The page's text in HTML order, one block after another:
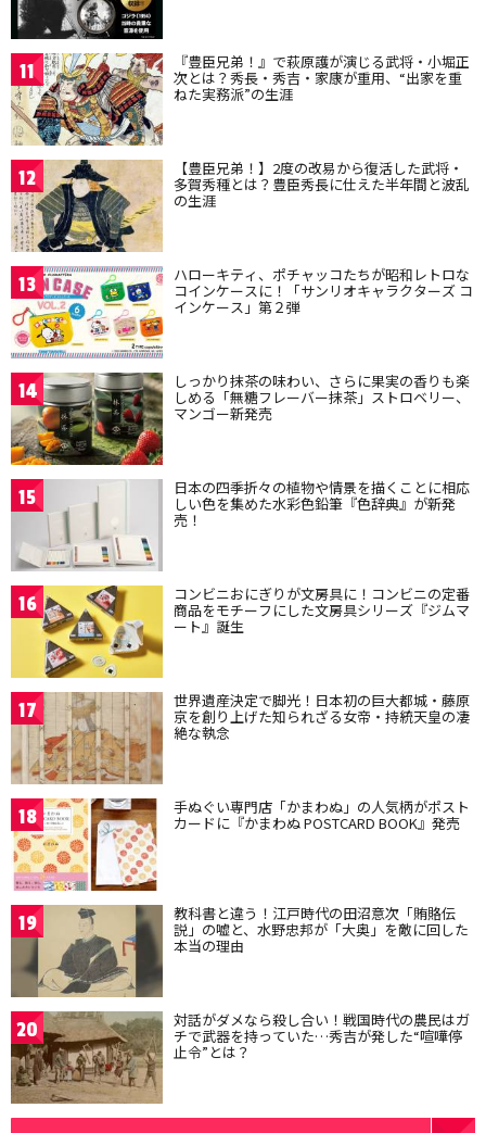
11 『豊臣兄弟！』で萩原護が演じる武将・小堀正
次とは？秀長・秀吉・家康が重用、“出家を重
ねた実務派”の生涯
12 【豊臣兄弟！】2度の改易から復活した武将・
多賀秀種とは？豊臣秀長に仕えた半年間と波乱
の生涯
13 ハローキティ、ポチャッコたちが昭和レトロな
コインケースに！「サンリオキャラクターズ コ
インケース」第２弾
14 しっかり抹茶の味わい、さらに果実の香りも楽
しめる「無糖フレーバー抹茶」ストロベリー、
マンゴー新発売
15 日本の四季折々の植物や情景を描くことに相応
しい色を集めた水彩色鉛筆『色辞典』が新発
売！
16 コンビニおにぎりが文房具に！コンビニの定番
商品をモチーフにした文房具シリーズ『ジムマ
ート』誕生
17 世界遺産決定で脚光！日本初の巨大都城・藤原
京を創り上げた知られざる女帝・持統天皇の凄
絶な執念
18 手ぬぐい専門店「かまわぬ」の人気柄がポスト
カードに『かまわぬ POSTCARD BOOK』発売
19 教科書と違う！江戸時代の田沼意次「賄賂伝
説」の嘘と、水野忠邦が「大奥」を敵に回した
本当の理由
20 対話がダメなら殺し合い！戦国時代の農民はガ
チで武器を持っていた…秀吉が発した“喧嘩停
止令”とは？